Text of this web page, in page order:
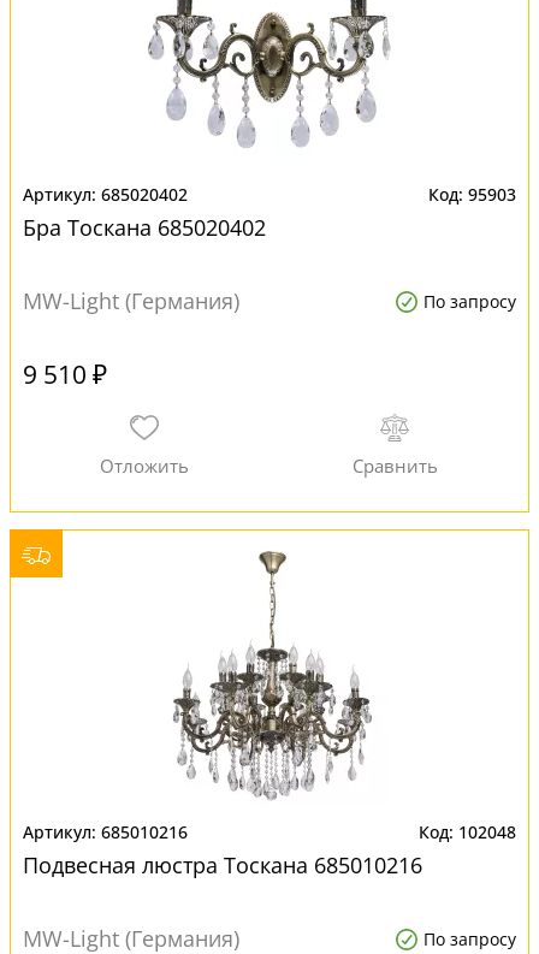
685020402 95903
Бра Тоскана 685020402
MW-Light (Германия) По запросу
9 510 ₽
685010216 102048
Подвесная люстра Тоскана 685010216
MW-Light (Германия) По запросу